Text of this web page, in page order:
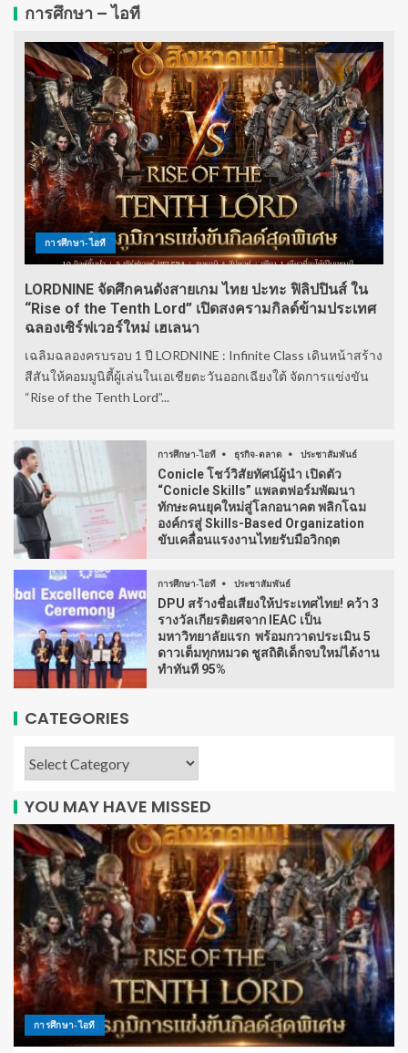
การศึกษา – ไอที
การศึกษา-ไอที
LORDNINE จัดศึกคนดังสายเกม ไทย ปะทะ ฟิลิปปินส์ ใน
“Rise of the Tenth Lord” เปิดสงครามกิลด์ข้ามประเทศ
ฉลองเซิร์ฟเวอร์ใหม่ เฮเลนา
เฉลิมฉลองครบรอบ 1 ปี LORDNINE : Infinite Class เดินหน้าสร้าง
สีสันให้คอมมูนิตี้ผู้เล่นในเอเชียตะวันออกเฉียงใต้ จัดการแข่งขัน
“Rise of the Tenth Lord”...
การศึกษา-ไอที ธุรกิจ-ตลาด ประชาสัมพันธ์
Conicle โชว์วิสัยทัศน์ผู้นำ เปิดตัว
“Conicle Skills” แพลตฟอร์มพัฒนา
ทักษะคนยุคใหม่สู่โลกอนาคต พลิกโฉม
องค์กรสู่ Skills-Based Organization
ขับเคลื่อนแรงงานไทยรับมือวิกฤต
การศึกษา-ไอที ประชาสัมพันธ์
DPU สร้างชื่อเสียงให้ประเทศไทย! คว้า 3
รางวัลเกียรติยศจาก IEAC เป็น
มหาวิทยาลัยแรก พร้อมกวาดประเมิน 5
ดาวเต็มทุกหมวด ชูสถิติเด็กจบใหม่ได้งาน
ทำทันที 95%
CATEGORIES
YOU MAY HAVE MISSED
การศึกษา-ไอที